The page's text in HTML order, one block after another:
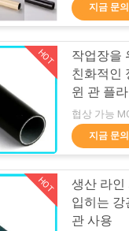
늄 배관
지금 문의
HOT
작업장을
친화적인
윈 관 플
관
협상 가능
지금 문의
HOT
생산 라인
입히는 강
관 사용